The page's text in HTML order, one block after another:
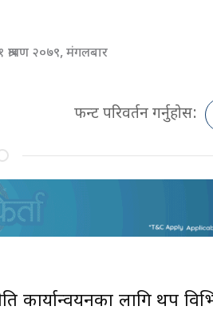
श्रावण २०७९, मंगलबार
फन्ट परिवर्तन गर्नुहोस:
कार्यान्वयनका लागि थप